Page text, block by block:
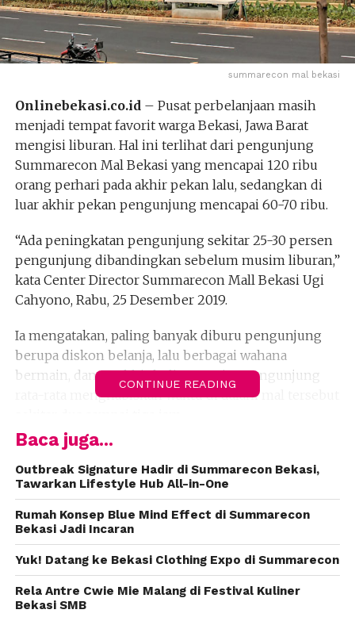
summarecon mal bekasi
Onlinebekasi.co.id – Pusat perbelanjaan masih
menjadi tempat favorit warga Bekasi, Jawa Barat
mengisi liburan. Hal ini terlihat dari pengunjung
Summarecon Mal Bekasi yang mencapai 120 ribu
orang perhari pada akhir pekan lalu, sedangkan di
luar akhir pekan pengunjung mencapai 60-70 ribu.
“Ada peningkatan pengunjung sekitar 25-30 persen
pengunjung dibandingkan sebelum musim liburan,”
kata Center Director Summarecon Mall Bekasi Ugi
Cahyono, Rabu, 25 Desember 2019.
Ia mengatakan, paling banyak diburu pengunjung
berupa diskon belanja, lalu berbagai wahana
bermain, dan terakhir kuliner. Setiap pengunjung
rata-rata menghabiskan waktu di dalam mal tersebut
Menurut dia, beberapa wahana bermain menyambut
libur panjang seperti Kanimals Playland. Wahana ini
mengusung konsep education and entertainment.
Karena itu, bagi anak-anak dapat bermain dan belajar
bersama karakter Panda.
Selain itu, kata dia, ada wahana Instragrammable
Fantasy Park yang mengkreasikan seni instalasi
cahaya. Fantasy Park menitikberatkan pada
CONTINUE READING
Baca juga...
Outbreak Signature Hadir di Summarecon Bekasi,
Tawarkan Lifestyle Hub All-in-One
Rumah Konsep Blue Mind Effect di Summarecon
Bekasi Jadi Incaran
Yuk! Datang ke Bekasi Clothing Expo di Summarecon
Rela Antre Cwie Mie Malang di Festival Kuliner
Bekasi SMB